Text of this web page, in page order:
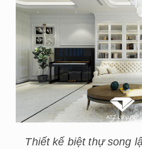
Thiết kế biệt thự song